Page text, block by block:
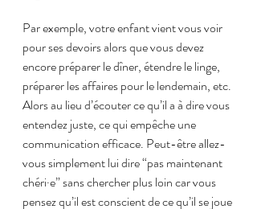
Par exemple, votre enfant vient vous voir
pour ses devoirs alors que vous devez
encore préparer le dîner, étendre le linge,
préparer les affaires pour le lendemain, etc.
Alors au lieu d’écouter ce qu’il a à dire vous
entendez juste, ce qui empêche une
communication efficace. Peut-être allez-
vous simplement lui dire “pas maintenant
chéri·e” sans chercher plus loin car vous
pensez qu’il est conscient de ce qu’il se joue